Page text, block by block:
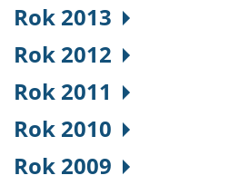
Rok 2013
Rok 2012
Rok 2011
Rok 2010
Rok 2009